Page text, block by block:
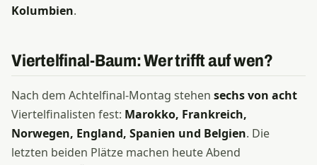
Kolumbien.
Viertelfinal-Baum: Wer trifft auf wen?
Nach dem Achtelfinal-Montag stehen sechs von acht
Viertelfinalisten fest: Marokko, Frankreich,
Norwegen, England, Spanien und Belgien. Die
letzten beiden Plätze machen heute Abend